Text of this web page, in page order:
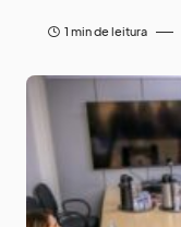
1 min de leitura